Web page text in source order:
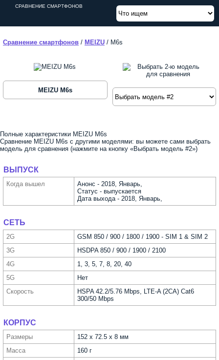
СРАВНЕНИЕ СМАРТФОНОВ
Сравнение смартфонов / MEIZU / M6s
MEIZU M6s
Полные характеристики MEIZU M6s
Сравнение MEIZU M6s с другими моделями: вы можете сами выбрать
модель для сравнения (нажмите на кнопку «Выбрать модель #2»)
ВЫПУСК
Когда вышел
Анонс - 2018, Январь,
Статус - выпускается
Дата выхода - 2018, Январь,
СЕТЬ
2G
GSM 850 / 900 / 1800 / 1900 - SIM 1 & SIM 2
3G
HSDPA 850 / 900 / 1900 / 2100
4G
1, 3, 5, 7, 8, 20, 40
5G
Нет
Скорость
HSPA 42.2/5.76 Mbps, LTE-A (2CA) Cat6
300/50 Mbps
КОРПУС
Размеры
152 x 72.5 x 8 мм
Масса
160 г